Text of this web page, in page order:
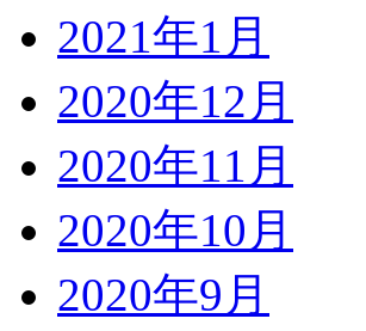
2021年1月
2020年12月
2020年11月
2020年10月
2020年9月